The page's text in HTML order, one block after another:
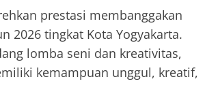
prestasi membanggakan
2026 tingkat Kota Yogyakarta.
lomba seni dan kreativitas,
kemampuan unggul, kreatif,